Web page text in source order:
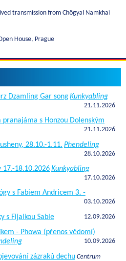
transmission from Chögyal Namkhai
House, Prague
Dzamling Gar songKunkyabling
21.11.2026
s Honzou Dolenským
21.11.2026
28.10.-1.11. Phendeling
28.10.2026
17.-18.10.2026Kunkyabling
17.10.2026
s Fabiem Andricem 3. -
03.10.2026
s Fijalkou Sable 12.09.2026
- Phowa (přenos vědomí)
10.09.2026
zázraků dechu Centrum